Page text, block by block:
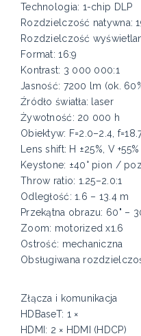
Technologia: 1-chip DLP
Rozdzielczość natywna:
Rozdzielczość
Format: 16:9
Kontrast: 3 000 000:1
Jasność: 7200 lm (ok.
Źródło światła: laser
Żywotność: 20 000 h
Obiektyw: F=2.0–2.4,
Lens shift: H ±25%, V
Keystone: ±40° pion /
Throw ratio: 1.25–2.0:1
Odległość: 1.6 – 13.4 m
Przekątna obrazu: 60" –
Zoom: motorized x1.6
Ostrość: mechaniczna
Obsługiwana
Złącza i komunikacja
HDBaseT: 1 ×
HDMI: 2 × HDMI (HDCP)